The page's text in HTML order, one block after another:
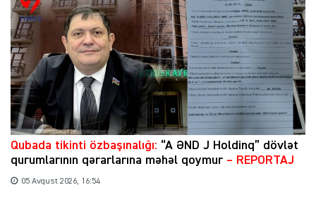
Qubada tikinti özbaşınalığı: “A ƏND J Holdinq” dövlət
qurumlarının qərarlarına məhəl qoymur – REPORTAJ
05 Avqust 2026, 16:54